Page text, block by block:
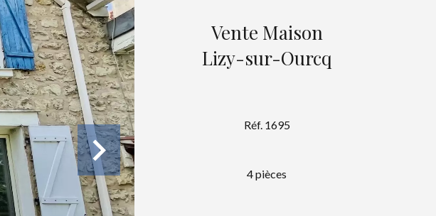
Vente Maison
Lizy-sur-Ourcq
Réf. 1695
4 pièces